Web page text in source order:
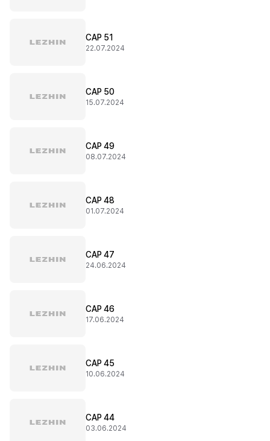
CAP 51
22.07.2024
CAP 50
15.07.2024
CAP 49
08.07.2024
CAP 48
01.07.2024
CAP 47
24.06.2024
CAP 46
17.06.2024
CAP 45
10.06.2024
CAP 44
03.06.2024